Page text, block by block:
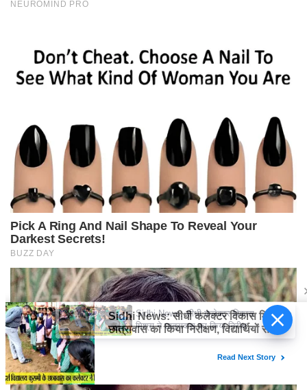
Sidhi News: सीधी कलेक्टर विकास
मिश्रा ने छात्रावास का किया निरीक्षण,
विद्यार्थियों संग किया रात्रि भोजन